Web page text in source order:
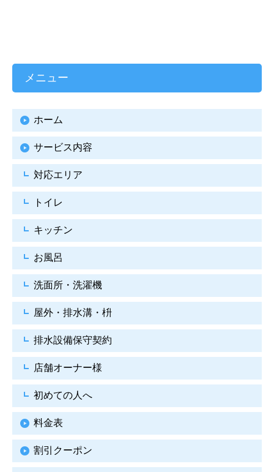
メニュー
ホーム
サービス内容
対応エリア
トイレ
キッチン
お風呂
洗面所・洗濯機
屋外・排水溝・枡
排水設備保守契約
店舗オーナー様
初めての人へ
料金表
割引クーポン